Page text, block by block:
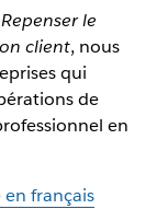
Repenser le
client, nous
qui
de
en
français